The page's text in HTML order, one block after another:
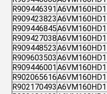
R909446391
R909423823
R909446845
R909427038
R909448523
R909603503
R909446001
R902065616
R902170493